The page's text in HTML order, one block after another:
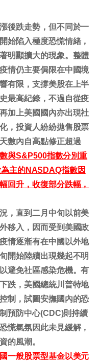
後跌走勢，但不同於一
始陷入極度恐慌情緒，
明顯擴大的現象。整體
情仍主要侷限在中國境
有限，支撐美股在上半
最高紀錄，不過自從疫
加上美國國內亦出現社
，投資人紛紛拋售股票
數內自高點修正超過
與S&P500指數分別重
主的NASDAQ指數因
回升，收復部分跌幅，
，直到二月中旬以前美
移入，因而受到美國政
情逐漸有在中國以外地
開始陸續出現幾起不明
避免社區感染危機。有
跌，美國總統川普特地
制，試圖安撫國內的恐
預防中心(CDC)則持續
慌氣氛因此未見緩解，
的風潮。
一般股票型基金以美元